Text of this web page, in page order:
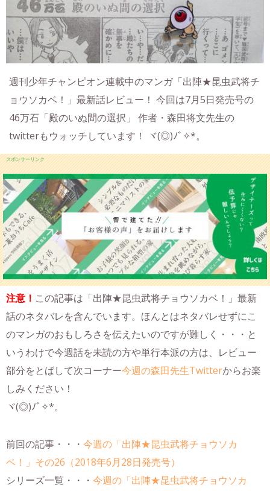
週刊少年チャンピオン連載中のマンガ「出陣★昆虫武将チ
ョウソカベ！」最新話レビュー！ 今回は7月5日発売号の
46万石「殿のいぬ間の選択」 作者・森田将文先生の
twitterもウォッチしています！ ヾ(◎)ﾉﾞ✧*。
スポンサーリンク
注意！ この記事は「出陣★昆虫武将チョウソカベ！」最新
話のネタバレを含んでいます。ほんとはネタバレせずにこ
のマンガのおもしろさを伝えたいのですが難しく・・・と
いうわけで今週話を未読の方や単行本派の方は、レビュー
部分をとばして次コーナー今週の森田先生Twitterからお楽
しみください！
ヾ(◎)ﾉﾞ✧*。
前回の記事・・・ 今週の「出陣★昆虫武将チョウソカ
ベ！」その26（2018年6月28日発売号）
シリーズ一覧・・・ 今週の「出陣★昆虫武将チョウソカ